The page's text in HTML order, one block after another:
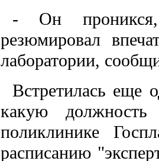
- Он проникся,
резюмировал
лаборатории,
Встретилась еще
какую
поликлинике
расписанию